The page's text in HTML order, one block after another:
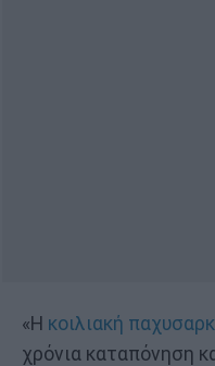
«Η κοιλιακή
χρόνια καταπόνηση